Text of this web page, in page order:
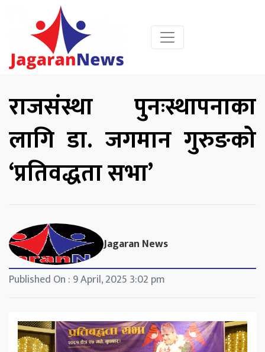
राजसंस्था पुनःस्थापनाका
लागि डा. जगमान गुरुङको
‘प्रतिवद्धता सभा’
Jagaran News
Published On : 9 April, 2025 3:02 pm